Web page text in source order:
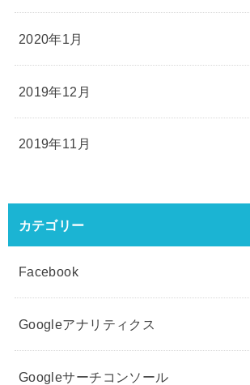
2020年1月
2019年12月
2019年11月
カテゴリー
Facebook
Googleアナリティクス
Googleサーチコンソール